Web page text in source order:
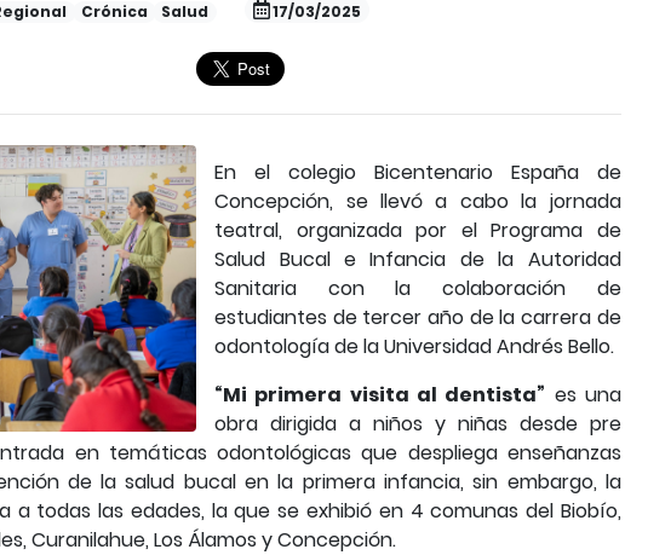
Crónica Salud 17/03/2025
En el colegio Bicentenario España de
Concepción, se llevó a cabo la jornada
teatral, organizada por el Programa de
Salud Bucal e Infancia de la Autoridad
Sanitaria con la colaboración de
estudiantes de tercer año de la carrera de
odontología de la Universidad Andrés Bello.
“Mi primera visita al dentista” es una
obra dirigida a niños y niñas desde pre
en temáticas odontológicas que despliega enseñanzas
de la salud bucal en la primera infancia, sin embargo, la
todas las edades, la que se exhibió en 4 comunas del Biobío,
Curanilahue, Los Álamos y Concepción.